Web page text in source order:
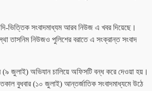
ভিত্তিক সংবাদমাধ্যম আরব নিউজ এ খবর দিয়েছে।
তাসনিম নিউজও পুলিশের বরাতে এ সংক্রান্ত সংবাদ
(৯ জুলাই) অভিযান চালিয়ে অফিসটি বন্ধ করে দেওয়া হয়।
বুধবার (১০ জুলাই) আন্তর্জাতিক সংবাদমাধ্যমে উঠে